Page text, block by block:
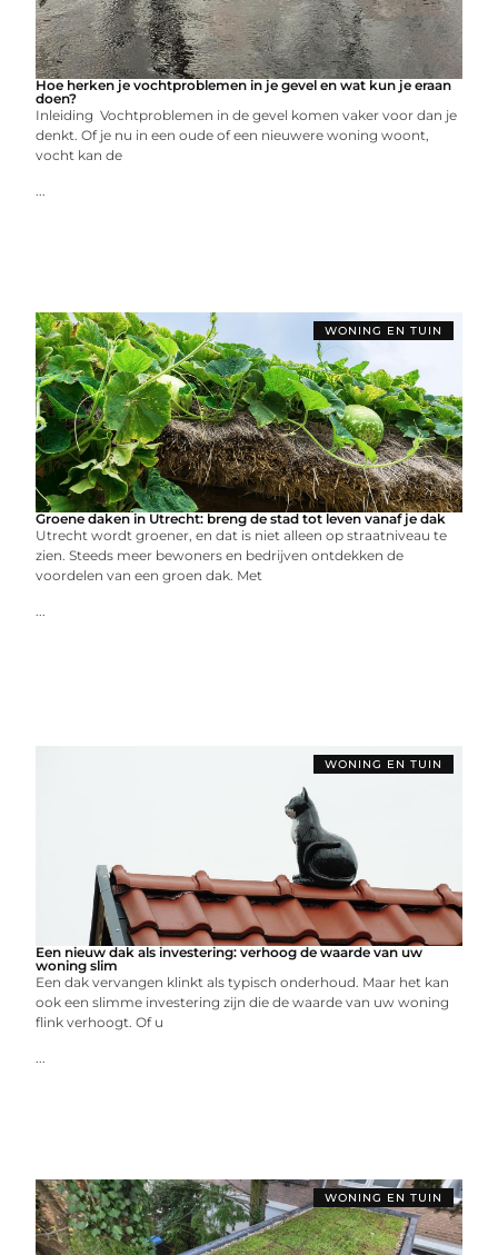
Hoe herken je vochtproblemen in je gevel en wat kun je eraan
doen?
Inleiding Vochtproblemen in de gevel komen vaker voor dan je
denkt. Of je nu in een oude of een nieuwere woning woont,
vocht kan de
...
WONING EN TUIN
Groene daken in Utrecht: breng de stad tot leven vanaf je dak
Utrecht wordt groener, en dat is niet alleen op straatniveau te
zien. Steeds meer bewoners en bedrijven ontdekken de
voordelen van een groen dak. Met
...
WONING EN TUIN
Een nieuw dak als investering: verhoog de waarde van uw
woning slim
Een dak vervangen klinkt als typisch onderhoud. Maar het kan
ook een slimme investering zijn die de waarde van uw woning
flink verhoogt. Of u
...
WONING EN TUIN